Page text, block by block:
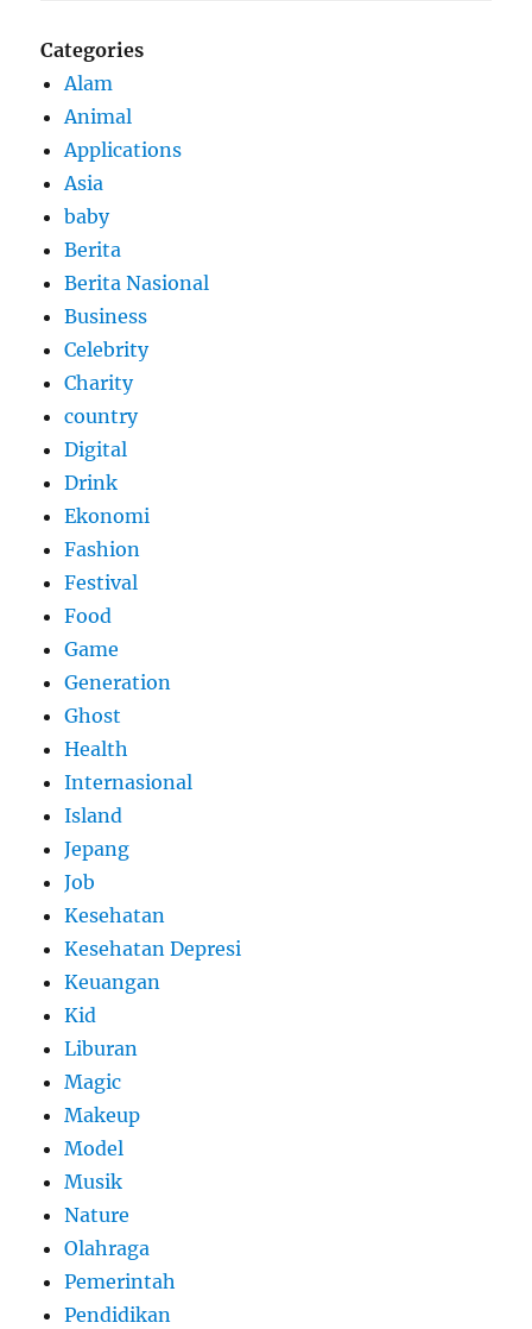
Categories
Alam
Animal
Applications
Asia
baby
Berita
Berita Nasional
Business
Celebrity
Charity
country
Digital
Drink
Ekonomi
Fashion
Festival
Food
Game
Generation
Ghost
Health
Internasional
Island
Jepang
Job
Kesehatan
Kesehatan Depresi
Keuangan
Kid
Liburan
Magic
Makeup
Model
Musik
Nature
Olahraga
Pemerintah
Pendidikan